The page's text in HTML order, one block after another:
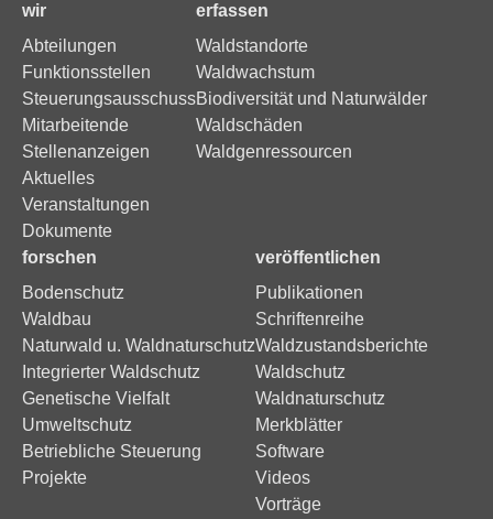
wir
Abteilungen
Funktionsstellen
Steuerungsausschuss
Mitarbeitende
Stellenanzeigen
Aktuelles
Veranstaltungen
Dokumente
erfassen
Waldstandorte
Waldwachstum
Biodiversität und Naturwälder
Waldschäden
Waldgenressourcen
forschen
Bodenschutz
Waldbau
Naturwald u. Waldnaturschutz
Integrierter Waldschutz
Genetische Vielfalt
Umweltschutz
Betriebliche Steuerung
Projekte
veröffentlichen
Publikationen
Schriftenreihe
Waldzustandsberichte
Waldschutz
Waldnaturschutz
Merkblätter
Software
Videos
Vorträge